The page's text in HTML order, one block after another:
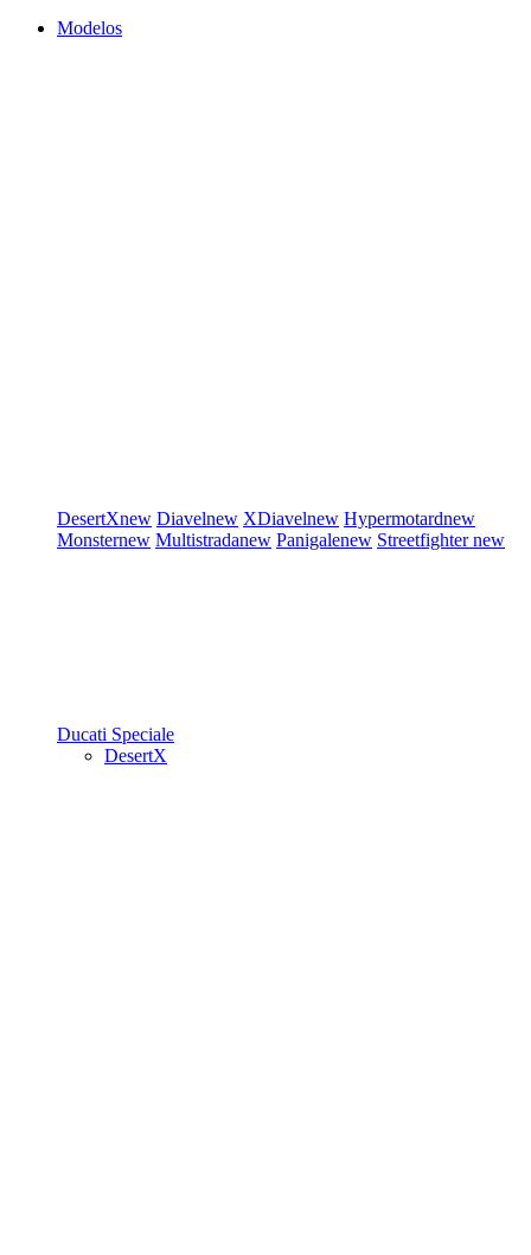
Modelos
DesertXnew Diavelnew XDiavelnew Hypermotardnew
Monsternew Multistradanew Panigalenew Streetfighternew
Ducati Speciale
DesertX